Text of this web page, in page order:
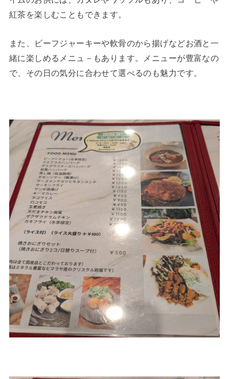
紅茶を楽しむこともできます。
また、ビーフジャーキーや軟骨のから揚げなどお酒と一
緒に楽しめるメニュ－もあります。メニューが豊富なの
で、その日の気分に合わせて選べるのも魅力です。